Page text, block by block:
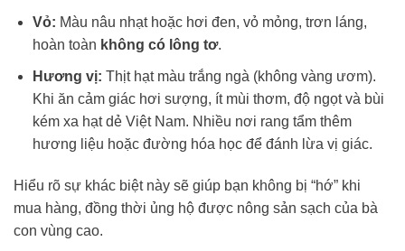
Vỏ: Màu nâu nhạt hoặc hơi đen, vỏ mỏng, trơn láng,
hoàn toàn không có lông tơ.
Hương vị: Thịt hạt màu trắng ngà (không vàng ươm).
Khi ăn cảm giác hơi sượng, ít mùi thơm, độ ngọt và bùi
kém xa hạt dẻ Việt Nam. Nhiều nơi rang tẩm thêm
hương liệu hoặc đường hóa học để đánh lừa vị giác.
Hiểu rõ sự khác biệt này sẽ giúp bạn không bị “hớ” khi
mua hàng, đồng thời ủng hộ được nông sản sạch của bà
con vùng cao.